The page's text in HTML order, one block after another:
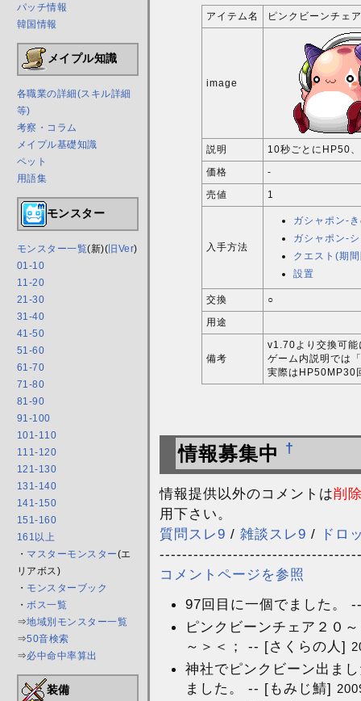
パッチ情報
韓国情報
メイプル知識
各職業の詳細(スキル詳細
等)
考察・コラム
メイプル基礎知識
ペット
用語集
モンスター
モンスター一覧(新)( 旧Ver)
01-10
11-20
21-30
31-40
41-50
51-60
61-70
71-80
81-90
91-100
101-110
111-120
121-130
131-140
141-150
151-160
161以上
・ マスターモンスター(エ
リアボス)
・ モンスターブック
・ ボス一覧
⇒地域別モンスター一覧
⇒50音検索
⇒必中命中率算出
装備
アイテム名 ピンクビーンチェ
image
説明
10秒ごとにHP50
価格
-
売値
1
入手方法
ガシャポン-
ガシャポン-
クエスト(期
設置
交換
○
用途
備考
v1.70より交換可能
ゲーム内説明では
実際はHP50MP30
情報募集中 †
情報提供以外のコメントは削
用下さい。
質問スレ9 / 雑談スレ9 /
ドロ
コメントページを参照
97回目に一個でました。
ピンクビーンチェア２０
～＞＜； -- [さくらの人]
神社でピンクビーン出ま
ました。 -- [もみじ鯖]